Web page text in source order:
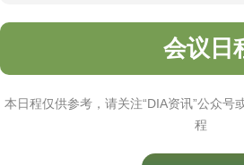
会议日
本日程仅供参考，请关注“DIA资讯”公众号
程